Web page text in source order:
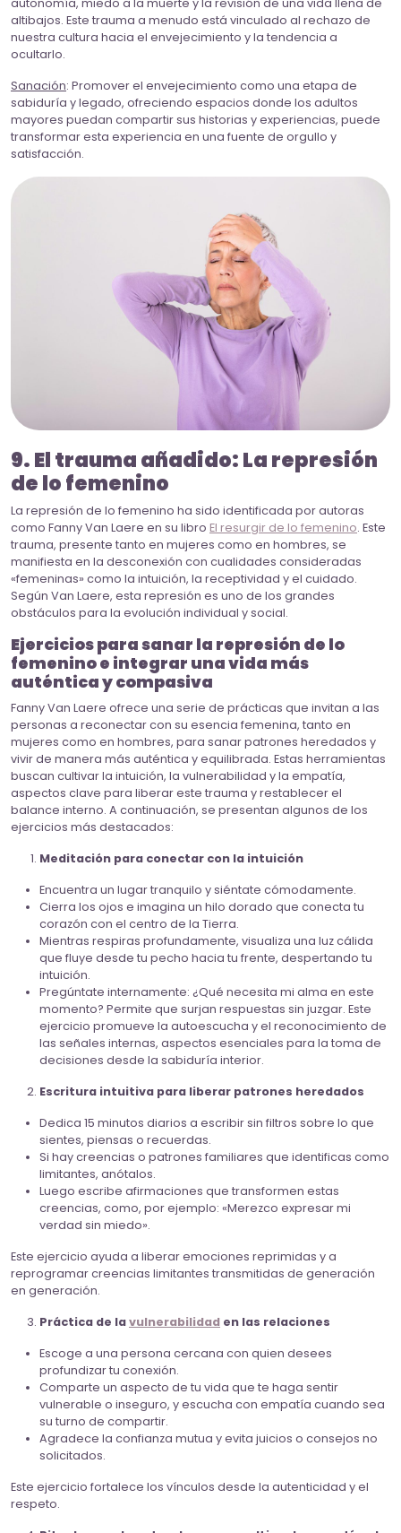
autonomía, miedo a la muerte y la revisión de una vida llena de
altibajos. Este trauma a menudo está vinculado al rechazo de
nuestra cultura hacia el envejecimiento y la tendencia a
ocultarlo.
Sanación: Promover el envejecimiento como una etapa de
sabiduría y legado, ofreciendo espacios donde los adultos
mayores puedan compartir sus historias y experiencias, puede
transformar esta experiencia en una fuente de orgullo y
satisfacción.
9. El trauma añadido: La represión
de lo femenino
La represión de lo femenino ha sido identificada por autoras
como Fanny Van Laere en su libro El resurgir de lo femenino. Este
trauma, presente tanto en mujeres como en hombres, se
manifiesta en la desconexión con cualidades consideradas
«femeninas» como la intuición, la receptividad y el cuidado.
Según Van Laere, esta represión es uno de los grandes
obstáculos para la evolución individual y social.
Ejercicios para sanar la represión de lo
femenino e integrar una vida más
auténtica y compasiva
Fanny Van Laere ofrece una serie de prácticas que invitan a las
personas a reconectar con su esencia femenina, tanto en
mujeres como en hombres, para sanar patrones heredados y
vivir de manera más auténtica y equilibrada. Estas herramientas
buscan cultivar la intuición, la vulnerabilidad y la empatía,
aspectos clave para liberar este trauma y restablecer el
balance interno. A continuación, se presentan algunos de los
ejercicios más destacados:
Meditación para conectar con la intuición
Encuentra un lugar tranquilo y siéntate cómodamente.
Cierra los ojos e imagina un hilo dorado que conecta tu
corazón con el centro de la Tierra.
Mientras respiras profundamente, visualiza una luz cálida
que fluye desde tu pecho hacia tu frente, despertando tu
intuición.
Pregúntate internamente: ¿Qué necesita mi alma en este
momento? Permite que surjan respuestas sin juzgar. Este
ejercicio promueve la autoescucha y el reconocimiento de
las señales internas, aspectos esenciales para la toma de
decisiones desde la sabiduría interior.
Escritura intuitiva para liberar patrones heredados
Dedica 15 minutos diarios a escribir sin filtros sobre lo que
sientes, piensas o recuerdas.
Si hay creencias o patrones familiares que identificas como
limitantes, anótalos.
Luego escribe afirmaciones que transformen estas
creencias, como, por ejemplo: «Merezco expresar mi
verdad sin miedo».
Este ejercicio ayuda a liberar emociones reprimidas y a
reprogramar creencias limitantes transmitidas de generación
en generación.
Práctica de lavulnerabilidad en las relaciones
Escoge a una persona cercana con quien desees
profundizar tu conexión.
Comparte un aspecto de tu vida que te haga sentir
vulnerable o inseguro, y escucha con empatía cuando sea
su turno de compartir.
Agradece la confianza mutua y evita juicios o consejos no
solicitados.
Este ejercicio fortalece los vínculos desde la autenticidad y el
respeto.